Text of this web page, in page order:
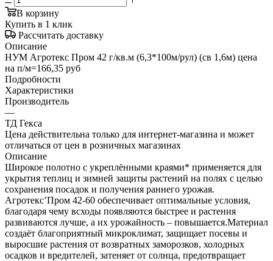
В корзину
Купить в 1 клик
Рассчитать доставку
Описание
НУМ Агротекс Пром 42 г/кв.м (6,3*100м/рул) (св 1,6м) цена
на п/м=166,35 руб
Подробности
Характеристики
Производитель
—
ТД Гекса
Цена действительна только для интернет-магазина и может
отличаться от цен в розничных магазинах
Описание
Широкое полотно с укреплёнными краями* применяется для
укрытия теплиц и зимней защиты растений на полях с целью
сохранения посадок и получения раннего урожая.
Агротекс’Пром 42-60 обеспечивает оптимальные условия,
благодаря чему всходы появляются быстрее и растения
развиваются лучше, а их урожайность – повышается.Материал
создаёт благоприятный микроклимат, защищает посевы и
выросшие растения от возвратных заморозков, холодных
осадков и вредителей, затеняет от солнца, предотвращает